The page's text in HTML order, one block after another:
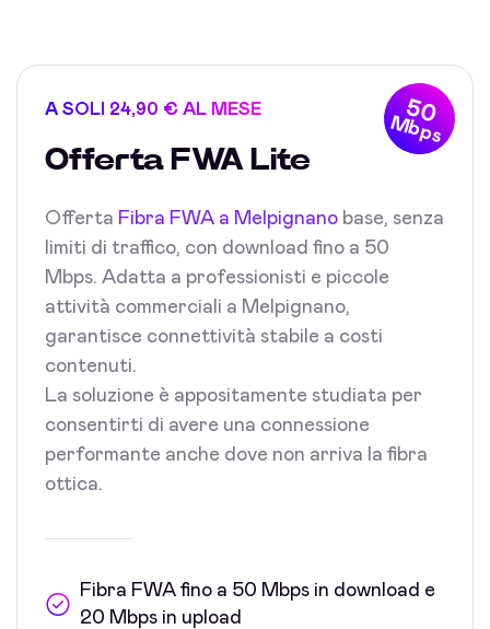
50
Mbps
A SOLI 24,90 € AL MESE
Offerta FWA Lite
Offerta Fibra FWA a Melpignano base, senza
limiti di traffico, con download fino a 50
Mbps. Adatta a professionisti e piccole
attività commerciali a Melpignano,
garantisce connettività stabile a costi
contenuti.
La soluzione è appositamente studiata per
consentirti di avere una connessione
performante anche dove non arriva la fibra
ottica.
Fibra FWA fino a 50 Mbps in download e
20 Mbps in upload